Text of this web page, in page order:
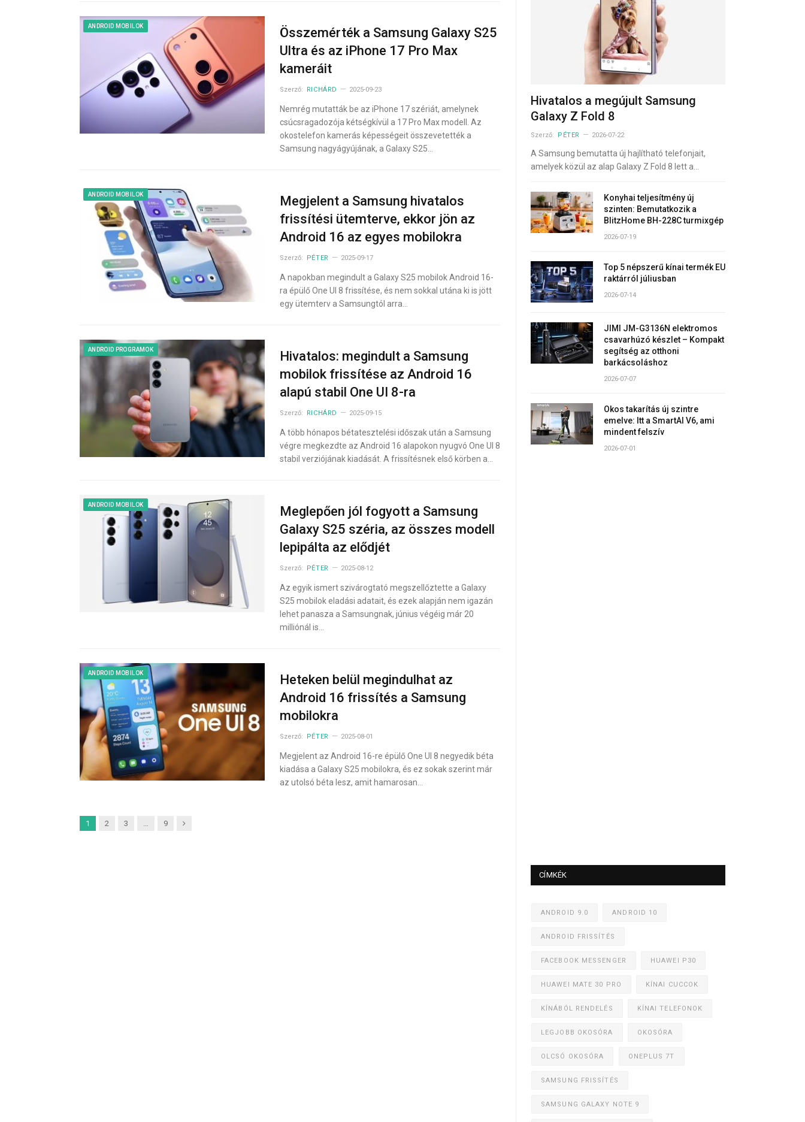
ANDROID MOBILOK
Összemérték a Samsung Galaxy S25
Ultra és az iPhone 17 Pro Max
kameráit
Szerző: RICHÁRD 2025-09-23
Nemrég mutatták be az iPhone 17 szériát, amelynek
csúcsragadozója kétségkívül a 17 Pro Max modell. Az
okostelefon kamerás képességeit összevetették a
Samsung nagyágyújának, a Galaxy S25…
ANDROID MOBILOK
Megjelent a Samsung hivatalos
frissítési ütemterve, ekkor jön az
Android 16 az egyes mobilokra
Szerző: PÉTER 2025-09-17
A napokban megindult a Galaxy S25 mobilok Android 16-
ra épülő One UI 8 frissítése, és nem sokkal utána ki is jött
egy ütemterv a Samsungtól arra…
ANDROID PROGRAMOK
Hivatalos: megindult a Samsung
mobilok frissítése az Android 16
alapú stabil One UI 8-ra
Szerző: RICHÁRD 2025-09-15
A több hónapos bétatesztelési időszak után a Samsung
végre megkezdte az Android 16 alapokon nyugvó One UI 8
stabil verziójának kiadását. A frissítésnek első körben a…
ANDROID MOBILOK
Meglepően jól fogyott a Samsung
Galaxy S25 széria, az összes modell
lepipálta az elődjét
Szerző: PÉTER 2025-08-12
Az egyik ismert szivárogtató megszellőztette a Galaxy
S25 mobilok eladási adatait, és ezek alapján nem igazán
lehet panasza a Samsungnak, június végéig már 20
milliónál is…
ANDROID MOBILOK
Heteken belül megindulhat az
Android 16 frissítés a Samsung
mobilokra
Szerző: PÉTER 2025-08-01
Megjelent az Android 16-re épülő One UI 8 negyedik béta
kiadása a Galaxy S25 mobilokra, és ez sokak szerint már
az utolsó béta lesz, amit hamarosan…
1 2 3 … 9 Next
Hivatalos a megújult Samsung
Galaxy Z Fold 8
Szerző: PÉTER 2026-07-22
A Samsung bemutatta új hajlítható telefonjait,
amelyek közül az alap Galaxy Z Fold 8 lett a…
Konyhai teljesítmény új
szinten: Bemutatkozik a
BlitzHome BH-228C turmixgép
2026-07-19
Top 5 népszerű kínai termék EU
raktárról júliusban
2026-07-14
JIMI JM-G3136N elektromos
csavarhúzó készlet – Kompakt
segítség az otthoni
barkácsoláshoz
2026-07-07
Okos takarítás új szintre
emelve: Itt a SmartAI V6, ami
mindent felszív
2026-07-01
CÍMKÉK
ANDROID 9.0 ANDROID 10
ANDROID FRISSÍTÉS
FACEBOOK MESSENGER HUAWEI P30
HUAWEI MATE 30 PRO KÍNAI CUCCOK
KÍNÁBÓL RENDELÉS KÍNAI TELEFONOK
LEGJOBB OKOSÓRA OKOSÓRA
OLCSÓ OKOSÓRA ONEPLUS 7T
SAMSUNG FRISSÍTÉS
SAMSUNG GALAXY NOTE 9